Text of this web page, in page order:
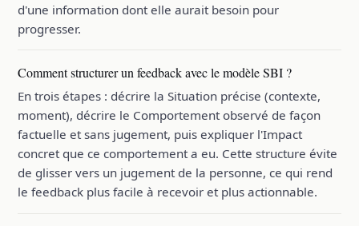
d'une information dont elle aurait besoin pour
progresser.
Comment structurer un feedback avec le modèle SBI ?
En trois étapes : décrire la Situation précise (contexte,
moment), décrire le Comportement observé de façon
factuelle et sans jugement, puis expliquer l'Impact
concret que ce comportement a eu. Cette structure évite
de glisser vers un jugement de la personne, ce qui rend
le feedback plus facile à recevoir et plus actionnable.